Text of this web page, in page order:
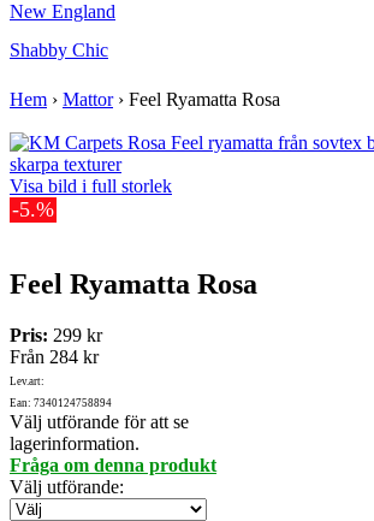
New England
Shabby Chic
Hem › Mattor› Feel Ryamatta Rosa
Visa bild i full storlek
-5.%
Feel Ryamatta Rosa
Pris: 299 kr
Från 284 kr
Lev.art:
Ean: 7340124758894
Välj utförande för att se
lagerinformation.
Fråga om denna produkt
Välj utförande: